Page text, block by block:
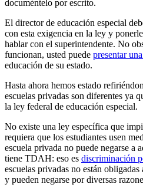
documéntelo por escrito.
El director de educación especial
con esta exigencia en la ley y
hablar con el superintendente. No
funcionan, usted puede presentar
educación de su estado.
Hasta ahora hemos estado
escuelas privadas son diferentes ya
la ley federal de educación especial.
No existe una ley específica que
requiera que los estudiantes usen
escuela privada no puede negarse a
tiene TDAH: eso es discriminación
escuelas privadas no están
y pueden negarse por diversas